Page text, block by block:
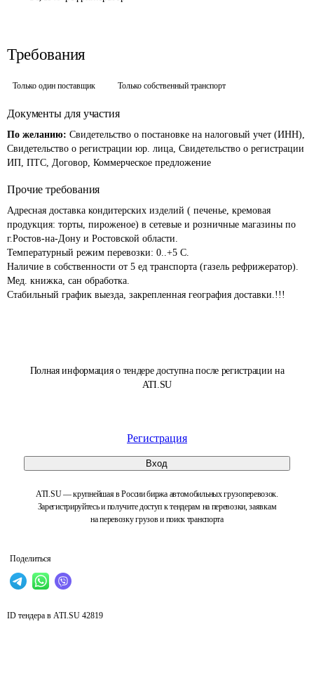
Полная информация о тендере доступна после регистрации на
ATI.SU
Регистрация
Вход
ATI.SU — крупнейшая в России биржа автомобильных грузоперевозок.
Зарегистрируйтесь и получите доступ к тендерам на перевозки, заявкам
на перевозку грузов и поиск транспорта
Поделиться
Требования
Только один поставщик Только собственный транспорт
Документы для участия
По желанию: Свидетельство о постановке на налоговый учет (ИНН),
Свидетельство о регистрации юр. лица, Свидетельство о регистрации
ИП, ПТС, Договор, Коммерческое предложение
Прочие требования
Адресная доставка кондитерских изделий ( печенье, кремовая
продукция: торты, пироженое) в сетевые и розничные магазины по
г.Ростов-на-Дону и Ростовской области.
Температурный режим перевозки: 0..+5 С.
Наличие в собственности от 5 ед транспорта (газель рефрижератор).
Мед. книжка, сан обработка.
ID тендера в ATI.SU 42819